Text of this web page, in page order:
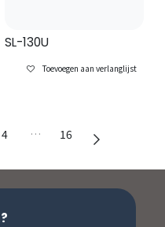
SL-130U
Toevoegen aan verlanglijst
4 … 16